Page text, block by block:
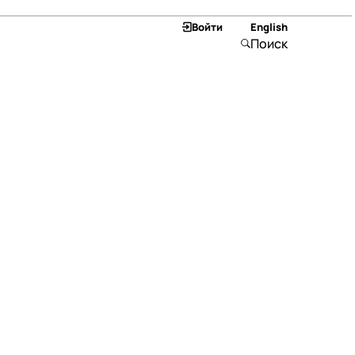
Войти English
Поиск